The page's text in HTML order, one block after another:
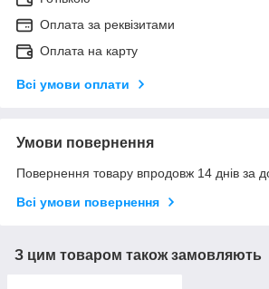
Оплата за реквізитами
Оплата на карту
Всі умови оплати
Умови повернення
Повернення товару впродовж 14 днів за
Всі умови повернення
З цим товаром також замовляють